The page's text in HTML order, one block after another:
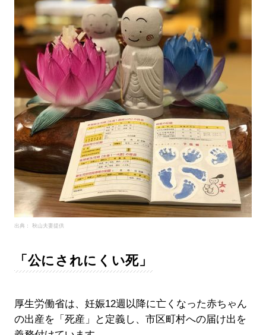
出典： 秋山夫妻提供
「公にされにくい死」
厚生労働省は、妊娠12週以降に亡くなった赤ちゃん
の出産を「死産」と定義し、市区町村への届け出を